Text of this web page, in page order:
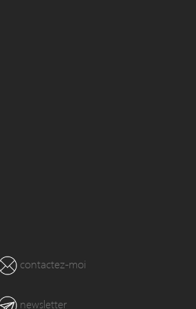
contactez-moi
newsletter